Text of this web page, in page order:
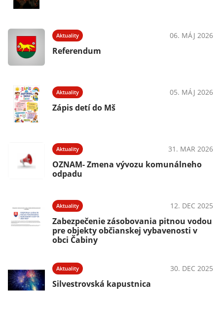
Aktuality 06. MÁJ 2026
Referendum
Aktuality 05. MÁJ 2026
Zápis detí do Mš
Aktuality 31. MAR 2026
OZNAM- Zmena vývozu komunálneho
odpadu
Aktuality 12. DEC 2025
Zabezpečenie zásobovania pitnou vodou
pre objekty občianskej vybavenosti v
obci Čabiny
Aktuality 30. DEC 2025
Silvestrovská kapustnica